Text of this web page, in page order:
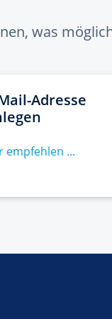
was
Adresse
empfehlen ...